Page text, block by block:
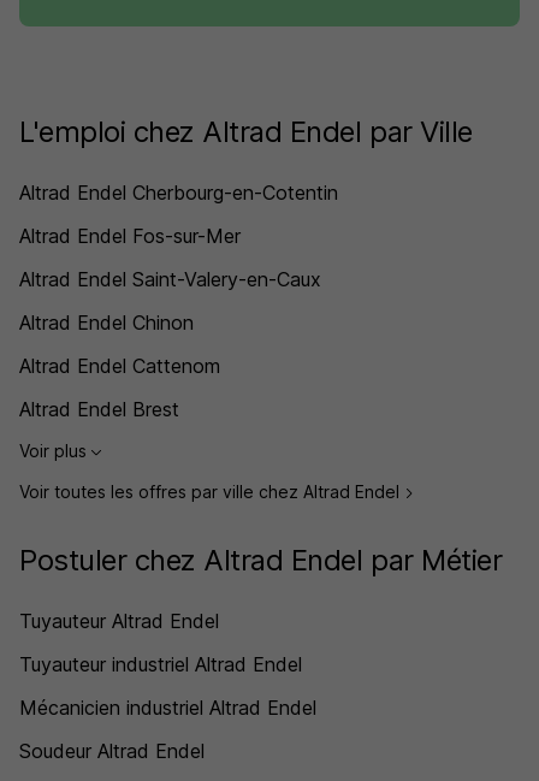
L'emploi chez Altrad Endel par Ville
Altrad Endel Cherbourg-en-Cotentin
Altrad Endel Fos-sur-Mer
Altrad Endel Saint-Valery-en-Caux
Altrad Endel Chinon
Altrad Endel Cattenom
Altrad Endel Brest
Voir plus
Voir toutes les offres par ville chez Altrad Endel
Postuler chez Altrad Endel par Métier
Tuyauteur Altrad Endel
Tuyauteur industriel Altrad Endel
Mécanicien industriel Altrad Endel
Soudeur Altrad Endel